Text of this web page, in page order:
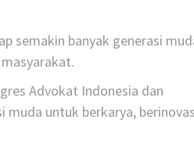
semakin banyak generasi
Advokat Indonesia dan
muda untuk berkarya,